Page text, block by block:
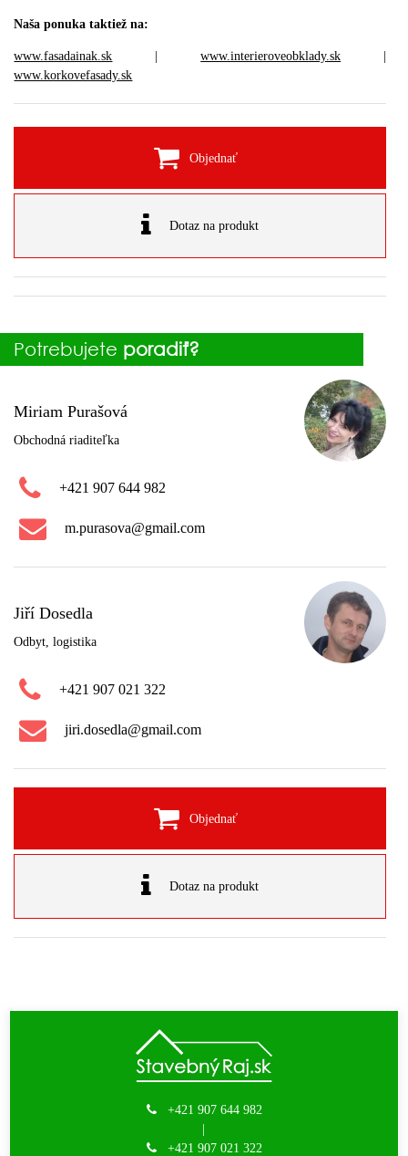
Naša ponuka taktiež na:
www.fasadainak.sk |www.interieroveobklady.sk
www.korkovefasady.sk
Objednať
Dotaz na produkt
Potrebujete poradiť?
Miriam Purašová
Obchodná riaditeľka
+421 907 644 982
m.purasova@gmail.com
Jiří Dosedla
Odbyt, logistika
+421 907 021 322
jiri.dosedla@gmail.com
Objednať
Dotaz na produkt
+421 907 644 982
+421 907 021 322